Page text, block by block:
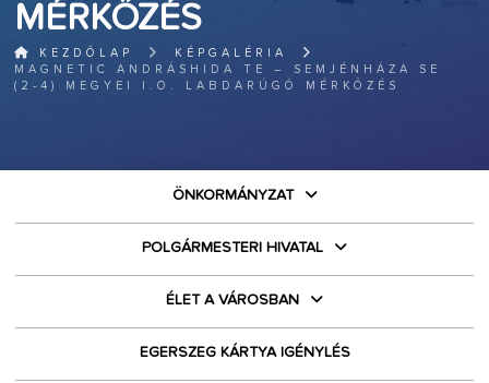
MÉRKŐZÉS
KEZDŐLAP
KÉPGALÉRIA
MAGNETIC ANDRÁSHIDA TE – SEMJÉNHÁZA SE
(2-4) MEGYEI I.O. LABDARÚGÓ MÉRKŐZÉS
ÖNKORMÁNYZAT
POLGÁRMESTERI HIVATAL
ÉLET A VÁROSBAN
EGERSZEG KÁRTYA IGÉNYLÉS